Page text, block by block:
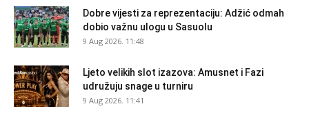
Dobre vijesti za reprezentaciju: Adžić odmah
dobio važnu ulogu u Sasuolu
9 Aug 2026. 11:48
Ljeto velikih slot izazova: Amusnet i Fazi
udružuju snage u turniru
9 Aug 2026. 11:41